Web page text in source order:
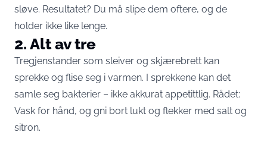
sløve. Resultatet? Du må slipe dem oftere, og de
holder ikke like lenge.
2. Alt av tre
Tregjenstander som sleiver og skjærebrett kan
sprekke og flise seg i varmen. I sprekkene kan det
samle seg bakterier – ikke akkurat appetittlig. Rådet:
Vask for hånd, og gni bort lukt og flekker med salt og
sitron.